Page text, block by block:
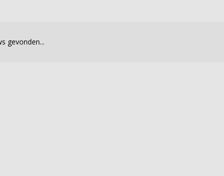
gevonden...